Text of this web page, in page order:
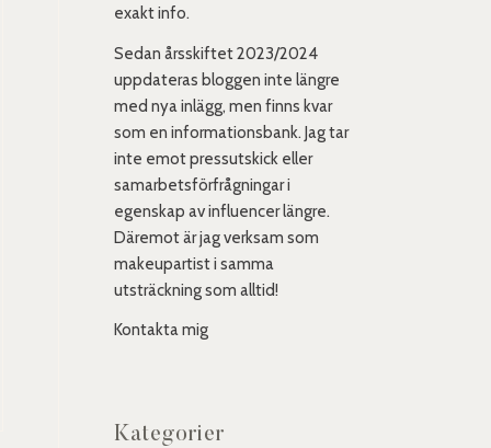
exakt info.
Sedan årsskiftet 2023/2024
uppdateras bloggen inte längre
med nya inlägg, men finns kvar
som en informationsbank. Jag tar
inte emot pressutskick eller
samarbetsförfrågningar i
egenskap av influencer längre.
Däremot är jag verksam som
makeupartist i samma
utsträckning som alltid!
Kontakta mig
Kategorier